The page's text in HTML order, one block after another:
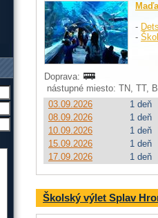
-
-
Doprava:
nástupné miesto: TN, TT,
03.09.2026
1 deň
08.09.2026
1 deň
10.09.2026
1 deň
15.09.2026
1 deň
17.09.2026
1 deň
Školský výlet Splav